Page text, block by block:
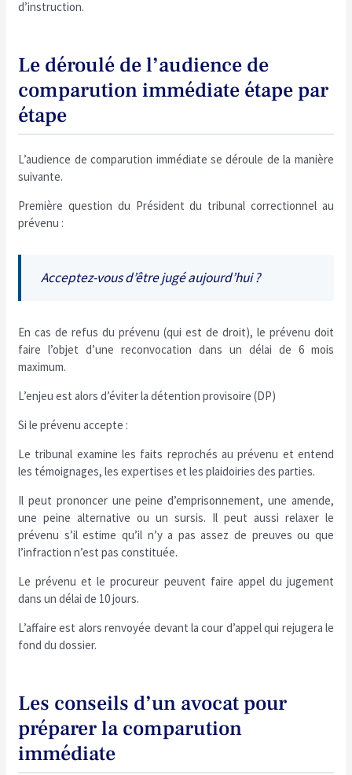
d’instruction.
Le déroulé de l’audience de
comparution immédiate étape par
étape
L’audience de comparution immédiate se déroule de la manière
suivante.
Première question du Président du tribunal correctionnel au
prévenu :
Acceptez-vous d’être jugé aujourd’hui ?
En cas de refus du prévenu (qui est de droit), le prévenu doit
faire l’objet d’une reconvocation dans un délai de 6 mois
maximum.
L’enjeu est alors d’éviter la détention provisoire (DP)
Si le prévenu accepte :
Le tribunal examine les faits reprochés au prévenu et entend
les témoignages, les expertises et les plaidoiries des parties.
Il peut prononcer une peine d’emprisonnement, une amende,
une peine alternative ou un sursis. Il peut aussi relaxer le
prévenu s’il estime qu’il n’y a pas assez de preuves ou que
l’infraction n’est pas constituée.
Le prévenu et le procureur peuvent faire appel du jugement
dans un délai de 10 jours.
L’affaire est alors renvoyée devant la cour d’appel qui rejugera le
fond du dossier.
Les conseils d’un avocat pour
préparer la comparution
immédiate